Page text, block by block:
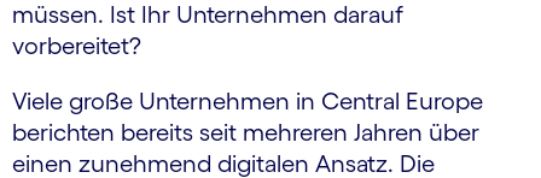
müssen. Ist Ihr Unternehmen darauf
vorbereitet?
Viele große Unternehmen in Central Europe
berichten bereits seit mehreren Jahren über
einen zunehmend digitalen Ansatz. Die